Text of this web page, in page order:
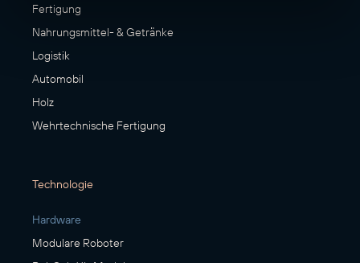
Fertigung
Nahrungsmittel- & Getränke
Logistik
Automobil
Holz
Wehrtechnische Fertigung
Technologie
Hardware
Modulare Roboter